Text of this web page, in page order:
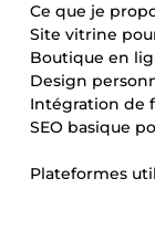
Ce que je
Site vitrine
Boutique en
Design
Intégration de
SEO basique
Plateformes